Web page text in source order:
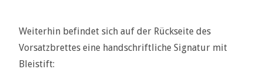
Weiterhin befindet sich auf der Rückseite des
Vorsatzbrettes eine handschriftliche Signatur mit
Bleistift: